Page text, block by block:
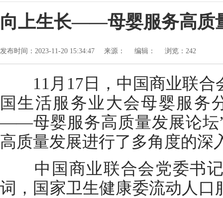
向上生长——母婴服务高质
发布时间：2023-11-20 15:34:47 来源： 编辑： 浏览： 242
11月17日，中国商业联合
国生活服务业大会母婴服务
——母婴服务高质量发展论坛
高质量发展进行了多角度的深
中国商业联合会党委书记
词，国家卫生健康委流动人口